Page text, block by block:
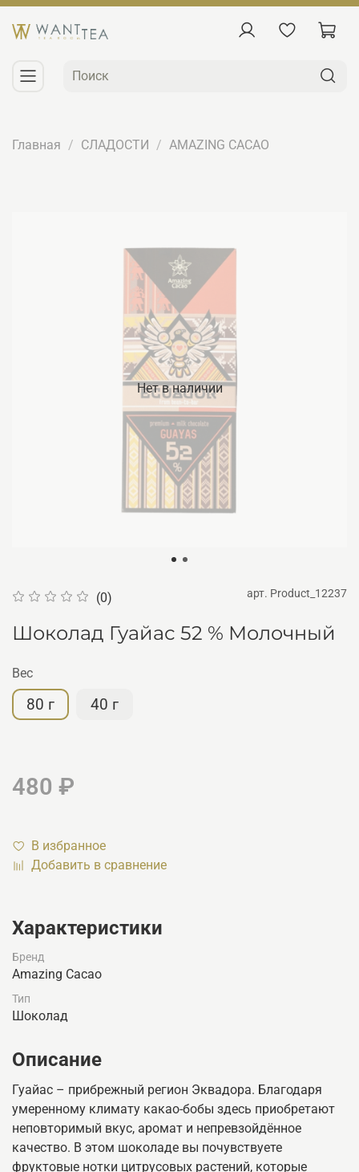
Главная СЛАДОСТИ AMAZING CACAO
Нет в наличии
(0) арт. Product_12237
Шоколад Гуайас 52 % Молочный
Вес
80 г 40 г
480 ₽
В избранное
Добавить в сравнение
Характеристики
Бренд
Amazing Cacao
Тип
Шоколад
Описание
Гуайас – прибрежный регион Эквадора. Благодаря
умеренному климату какао-бобы здесь приобретают
неповторимый вкус, аромат и непревзойдённое
качество. В этом шоколаде вы почувствуете
фруктовые нотки цитрусовых растений, которые